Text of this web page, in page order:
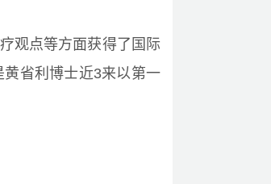
观点等方面获得了国际
省利博士近3来以第一